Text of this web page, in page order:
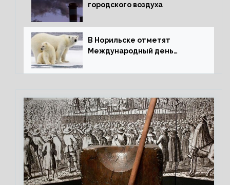
городского воздуха
В Норильске отметят
Международный день